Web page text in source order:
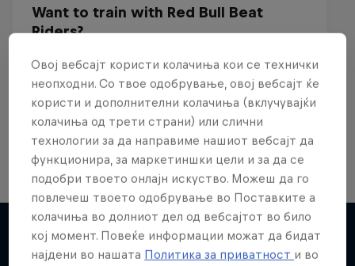
Want to train with Red Bull Beat
Riders?
29 – 30 Јули 2026
Budapest, Hungary
BREAKING
Овој вебсајт користи колачиња кои се технички
неопходни. Со твое одобрување, овој вебсајт ќе
користи и дополнителни колачиња (вклучувајќи
колачиња од трети страни) или слични
технологии за да направиме нашиот вебсајт да
функционира, за маркетиншки цели и за да се
подобри твоето онлајн искуство. Можеш да го
повлечеш твоето одобрување во Поставките а
колачиња во долниот дел од вебсајтот во било
кој момент. Повеќе информации можат да бидат
најдени во нашата Политика за приватност и во